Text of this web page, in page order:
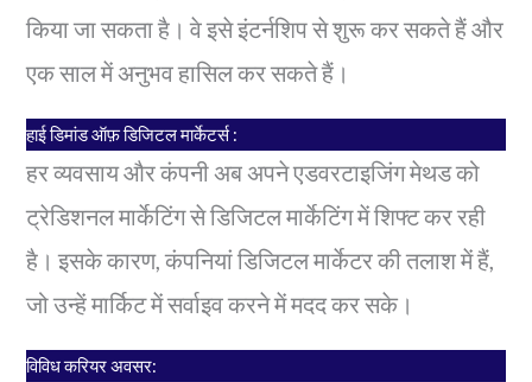
किया जा सकता है। वे इसे इंटर्नशिप से शुरू कर सकते हैं और
एक साल में अनुभव हासिल कर सकते हैं।
हाई डिमांड ऑफ़ डिजिटल मार्केटर्स :
हर व्यवसाय और कंपनी अब अपने एडवरटाइजिंग मेथड को
ट्रेडिशनल मार्केटिंग से डिजिटल मार्केटिंग में शिफ्ट कर रही
है। इसके कारण, कंपनियां डिजिटल मार्केटर की तलाश में हैं,
जो उन्हें मार्किट में सर्वाइव करने में मदद कर सके।
विविध करियर अवसर: